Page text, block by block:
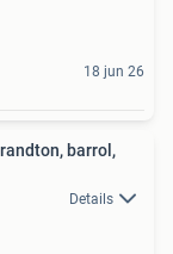
18 jun 26
barrol,
Details